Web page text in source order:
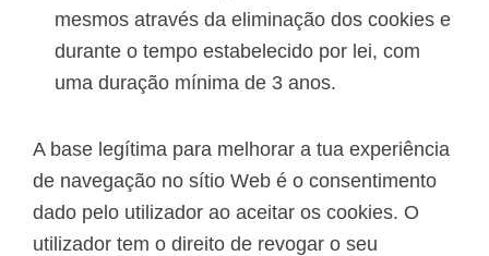
mesmos através da eliminação dos cookies e
durante o tempo estabelecido por lei, com
uma duração mínima de 3 anos.
A base legítima para melhorar a tua experiência
de navegação no sítio Web é o consentimento
dado pelo utilizador ao aceitar os cookies. O
utilizador tem o direito de revogar o seu